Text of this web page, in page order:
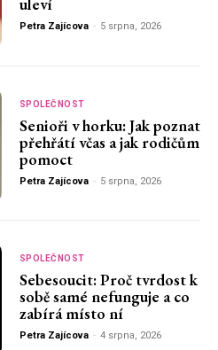
uleví
Petra Zajícova - 5 srpna, 2026
SPOLEČNOST
Senioři v horku: Jak poznat
přehřátí včas a jak rodičům
pomoct
Petra Zajícova - 5 srpna, 2026
SPOLEČNOST
Sebesoucit: Proč tvrdost k
sobě samé nefunguje a co
zabírá místo ní
Petra Zajícova - 4 srpna, 2026